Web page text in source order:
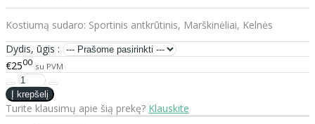
Kostiumą sudaro: Sportinis antkrūtinis, Marškinėliai, Kelnės
Dydis, ūgis :
€2500 su PVM
Turite klausimų apie šią prekę? Klauskite